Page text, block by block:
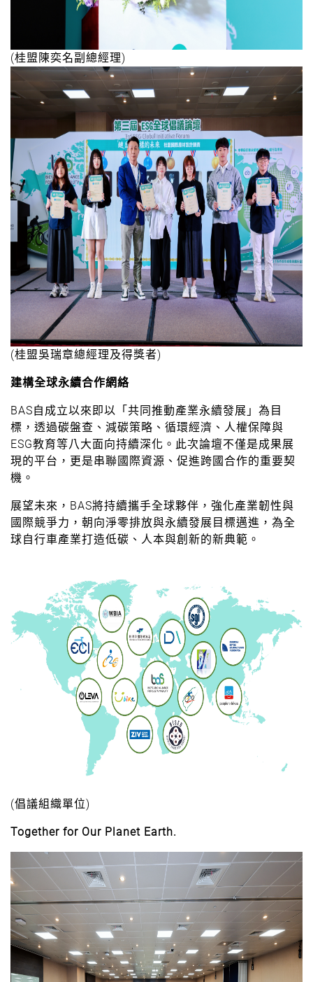
(桂盟陳奕名副總經理)
(桂盟吳瑞章總經理及得獎者)
建構全球永續合作網絡
BAS自成立以來即以「共同推動產業永續發展」為目
標，透過碳盤查、減碳策略、循環經濟、人權保障與
ESG教育等八大面向持續深化。此次論壇不僅是成果展
現的平台，更是串聯國際資源、促進跨國合作的重要契
機。
展望未來，BAS將持續攜手全球夥伴，強化產業韌性與
國際競爭力，朝向淨零排放與永續發展目標邁進，為全
球自行車產業打造低碳、人本與創新的新典範。
(倡議組織單位)
Together for Our Planet Earth.